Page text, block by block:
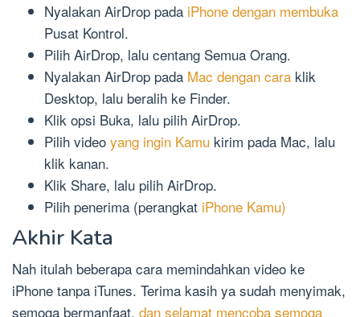
Nyalakan AirDrop pada iPhone dengan membuka
Pusat Kontrol.
Pilih AirDrop, lalu centang Semua Orang.
Nyalakan AirDrop pada Mac dengan cara klik
Desktop, lalu beralih ke Finder.
Klik opsi Buka, lalu pilih AirDrop.
Pilih video yang ingin Kamu kirim pada Mac, lalu
klik kanan.
Klik Share, lalu pilih AirDrop.
Pilih penerima (perangkat iPhone Kamu)
Akhir Kata
Nah itulah beberapa cara memindahkan video ke
iPhone tanpa iTunes. Terima kasih ya sudah menyimak,
semoga bermanfaat, dan selamat mencoba semoga